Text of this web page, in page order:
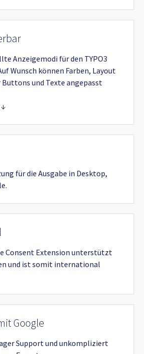
Anzeigemodi für den TYPO3
Wunsch können Farben, Layout
Buttons und Texte angepasst
für die Ausgabe in Desktop,
Consent Extension unterstützt
und ist somit international
Google
Support und unkompliziert